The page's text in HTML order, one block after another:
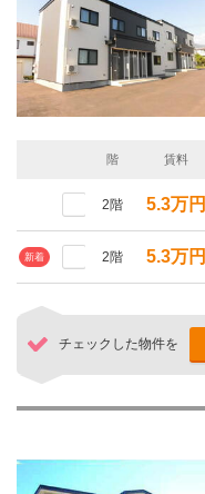
階 賃料
2階 5.3万円
新着 2階 5.3万円
チェックした物件を